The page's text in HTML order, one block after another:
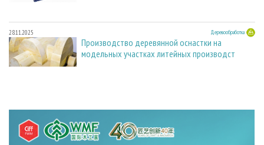
28.11.2025 Деревообработка
Производство деревянной оснастки на
модельных участках литейных производст